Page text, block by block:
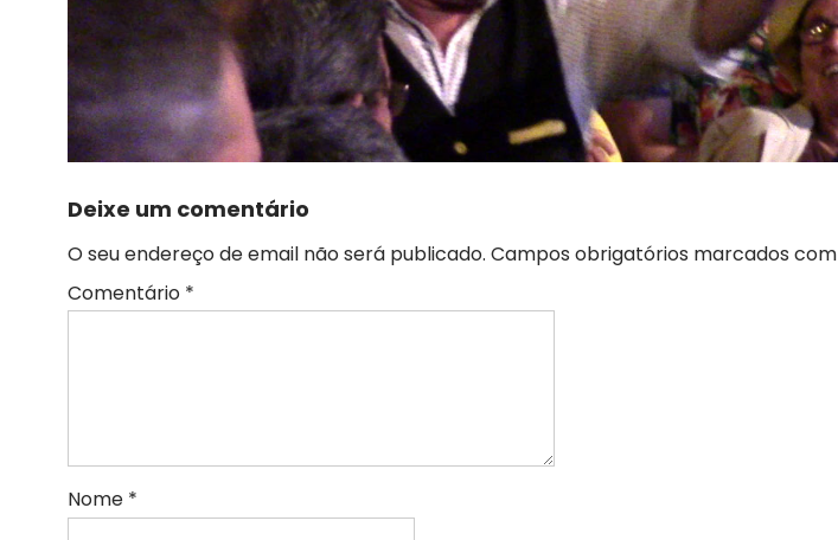
Deixe um comentário
O seu endereço de email não será publicado. Campos obrigatórios marcados com
Comentário *
Nome *